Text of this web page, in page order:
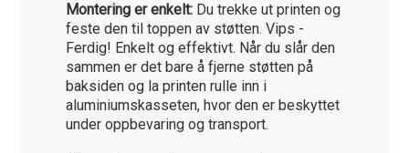
Montering er enkelt: Du trekke ut printen og
feste den til toppen av støtten. Vips -
Ferdig! Enkelt og effektivt. Når du slår den
sammen er det bare å fjerne støtten på
baksiden og la printen rulle inn i
aluminiumskasseten, hvor den er beskyttet
under oppbevaring og transport.